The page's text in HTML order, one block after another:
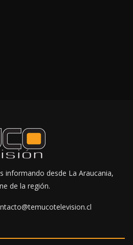
informando desde La Araucania,
de la región.